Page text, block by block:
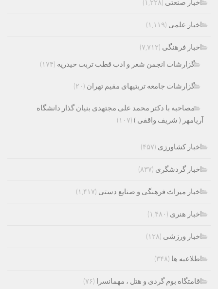
اخبار صنعتی (۱,۲۲۸)
اخبار علمی (۱,۱۱۹)
اخبار فرهنگی (۷,۷۱۲)
گزارشات انجمن شعر و ادب قطب تربت حیدریه (۱۷۴)
گزارشات جامعه تربتیهای مقیم تهران (۲۰)
مصاحبه با دکتر محمد علی مجتهدی بنیان گذار دانشگاه
آریامهر ( شریف واقفی ) (۱۰۷)
اخبار کشاورزی (۴۵۷)
اخبار گردشگری (۸۳۷)
اخبار میراث فرهنگی و صنایع دستی (۱,۴۱۷)
اخبار هنری (۱,۴۸۰)
اخبار ورزشی (۱۲۸)
اطلاعیه ها (۳۴۸)
اقامتگاه بوم گردی و هتل ، مهمانسرا (۷۶)